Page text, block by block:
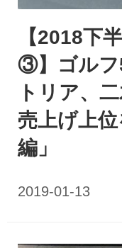
【2018下
③】ゴルフ
トリア、
売上げ上
編」